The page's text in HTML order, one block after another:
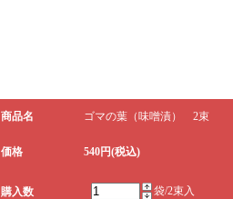
商品名 ゴマの葉（味噌漬） 2束
価格 540円(税込)
購入数 袋/2束入